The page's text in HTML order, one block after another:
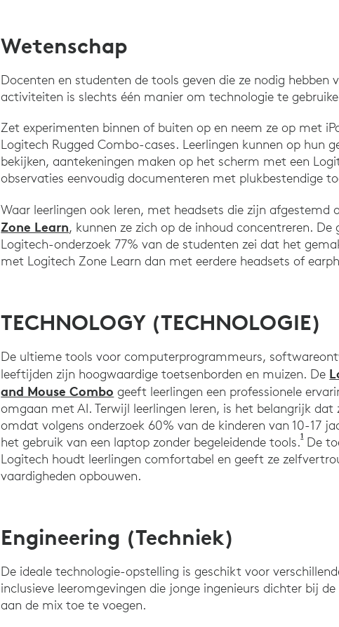
Wetenschap
Docenten en studenten de tools geven die ze nodig hebben
activiteiten is slechts één manier om technologie te
Zet experimenten binnen of buiten op en neem ze op met
Logitech Rugged Combo-cases. Leerlingen kunnen op hun
bekijken, aantekeningen maken op het scherm met een
observaties eenvoudig documenteren met plukbestendige
Waar leerlingen ook leren, met headsets die zijn afgestemd
Zone Learn, kunnen ze zich op de inhoud concentreren.
Logitech-onderzoek 77% van de studenten zei dat het
met Logitech Zone Learn dan met eerdere headsets of
TECHNOLOGY (TECHNOLOGIE)
De ultieme tools voor computerprogrammeurs,
leeftijden zijn hoogwaardige toetsenborden en muizen. De
and Mouse Combo geeft leerlingen een professionele
omgaan met AI. Terwijl leerlingen leren, is het belangrijk
omdat volgens onderzoek 60% van de kinderen van 10-17
het gebruik van een laptop zonder begeleidende tools.1Harris,
De
Logitech houdt leerlingen comfortabel en geeft ze
vaardigheden opbouwen.
Engineering (Techniek)
De ideale technologie-opstelling is geschikt voor
inclusieve leeromgevingen die jonge ingenieurs dichter bij
aan de mix toe te voegen.